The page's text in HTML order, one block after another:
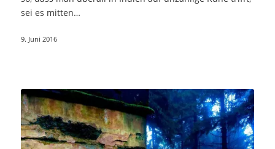
sei es mitten…
9. Juni 2016